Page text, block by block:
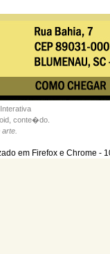
conte�do.
em Firefox e Chrome -